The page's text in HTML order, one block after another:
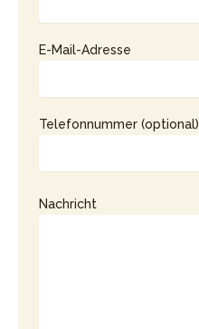
E-Mail-Adresse
Telefonnummer (optional)
Nachricht